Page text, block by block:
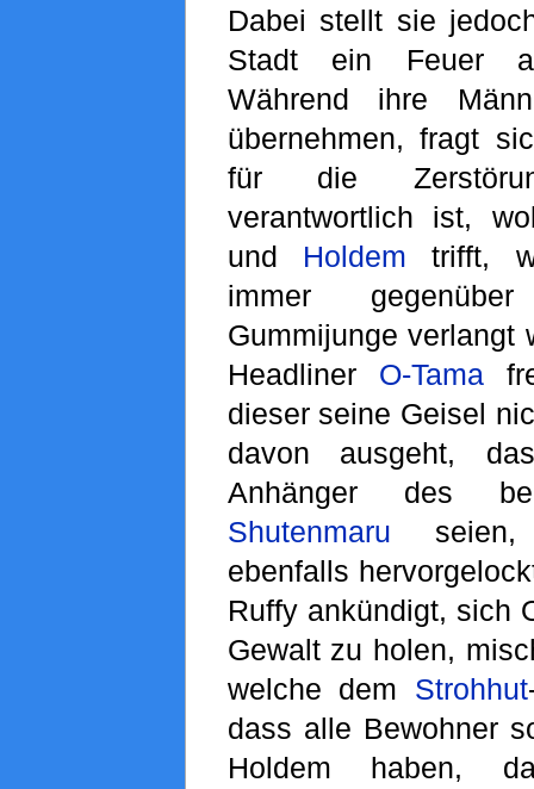
Dabei stellt sie
Stadt ein Feuer
Während ihre
übernehmen, fragt
für die
verantwortlich ist,
und Holdem trifft,
immer
Gummijunge verlangt
Headliner O-Tama
dieser seine Geisel
davon ausgeht,
Anhänger des
Shutenmaru seien,
ebenfalls
Ruffy ankündigt, sich
Gewalt zu holen,
welche dem Strohhut
dass alle Bewohner
Holdem haben,